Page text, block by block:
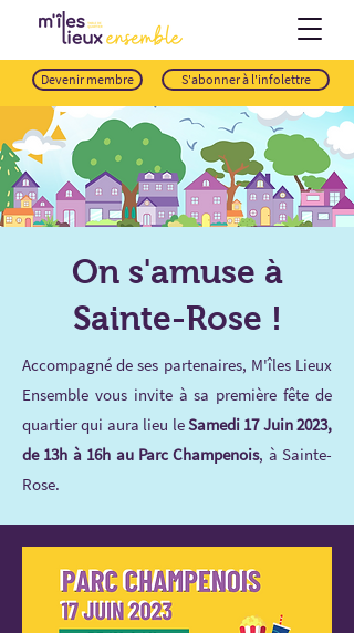
Devenir membre S'abonner à l'infolettre
On s'amuse à
Sainte-Rose !
Accompagné de ses partenaires, M'îles Lieux
Ensemble vous invite à sa première fête de
quartier qui aura lieu leSamedi 17 Juin 2023,
de 13h à 16h au Parc Champenois, à Sainte-
Rose.